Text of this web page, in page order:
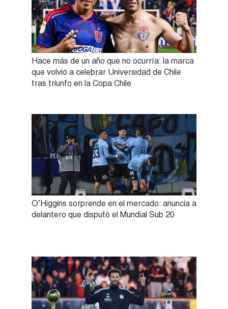
Hace más de un año que no ocurría: la marca
que volvió a celebrar Universidad de Chile
tras triunfo en la Copa Chile
O’Higgins sorprende en el mercado: anuncia a
delantero que disputó el Mundial Sub 20